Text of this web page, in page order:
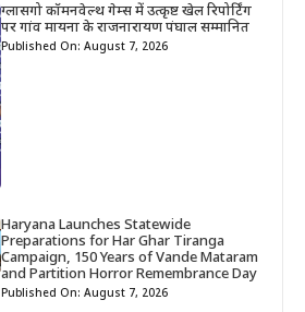
ग्लासगो कॉमनवेल्थ गेम्स में उत्कृष्ट खेल रिपोर्टिंग
पर गांव मायना के राजनारायण पंघाल सम्मानित
Published On: August 7, 2026
Haryana Launches Statewide
Preparations for Har Ghar Tiranga
Campaign, 150 Years of Vande Mataram
and Partition Horror Remembrance Day
Published On: August 7, 2026